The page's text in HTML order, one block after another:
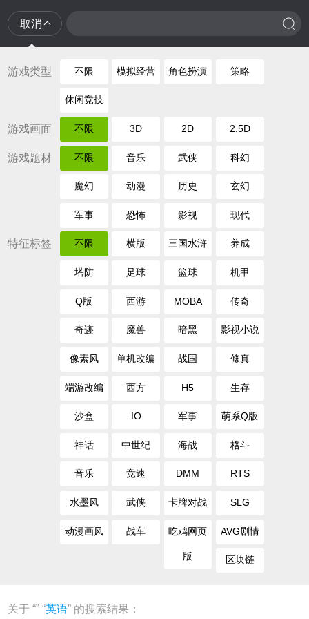
取消
游戏类型 不限 模拟经营 角色扮演 策略
休闲竞技
游戏画面 不限 3D 2D 2.5D
游戏题材 不限 音乐 武侠 科幻
魔幻 动漫 历史 玄幻
军事 恐怖 影视 现代
特征标签 不限 横版 三国水浒 养成
塔防 足球 篮球 机甲
Q版 西游 MOBA 传奇
奇迹 魔兽 暗黑 影视小说
像素风 单机改编 战国 修真
端游改编 西方 H5 生存
沙盒 IO 军事 萌系Q版
神话 中世纪 海战 格斗
音乐 竞速 DMM RTS
水墨风 武侠 卡牌对战 SLG
动漫画风 战车 吃鸡网页
版
AVG剧情
区块链
关于 “” “英语” 的搜索结果：